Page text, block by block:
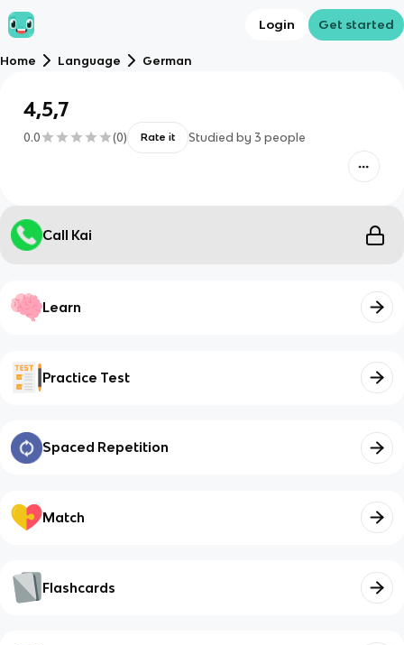
Login Get started
Home Language German
4,5,7
0.0 (0) Rate it Studied by 3 people
Call Kai
Learn
Practice Test
Spaced Repetition
Match
Flashcards